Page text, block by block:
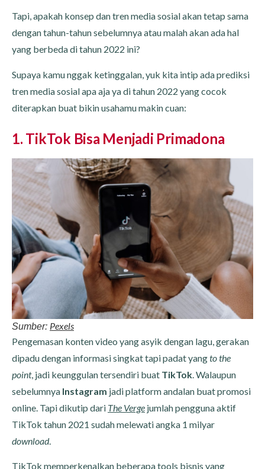
Tapi, apakah konsep dan tren media sosial akan tetap sama
dengan tahun-tahun sebelumnya atau malah akan ada hal
yang berbeda di tahun 2022 ini?
Supaya kamu nggak ketinggalan, yuk kita intip ada prediksi
tren media sosial apa aja ya di tahun 2022 yang cocok
diterapkan buat bikin usahamu makin cuan:
1. TikTok Bisa Menjadi Primadona
Sumber: Pexels
Pengemasan konten video yang asyik dengan lagu, gerakan
dipadu dengan informasi singkat tapi padat yangto the
point, jadi keunggulan tersendiri buat TikTok . Walaupun
sebelumnya Instagram jadi platform andalan buat promosi
online. Tapi dikutip dari The Verge jumlah pengguna aktif
TikTok tahun 2021 sudah melewati angka 1 milyar
download.
TikTok memperkenalkan beberapa tools bisnis yang